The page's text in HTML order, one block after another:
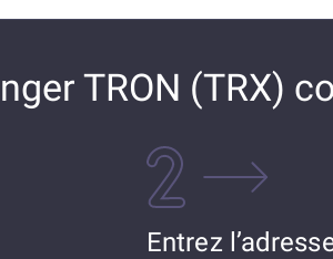
TRON (TRX)
Entrez